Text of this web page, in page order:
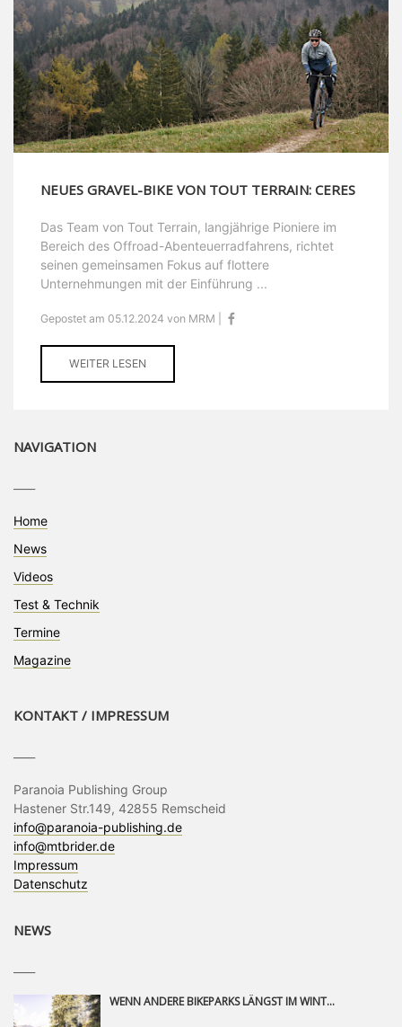
NEUES GRAVEL-BIKE VON TOUT TERRAIN: CERES
Das Team von Tout Terrain, langjährige Pioniere im
Bereich des Offroad-Abenteuerradfahrens, richtet
seinen gemeinsamen Fokus auf flottere
Unternehmungen mit der Einführung ...
Gepostet am 05.12.2024 von MRM |
WEITER LESEN
NAVIGATION
Home
News
Videos
Test & Technik
Termine
Magazine
KONTAKT / IMPRESSUM
Paranoia Publishing Group
Hastener Str.149, 42855 Remscheid
info@paranoia-publishing.de
info@mtbrider.de
Impressum
Datenschutz
NEWS
WENN ANDERE BIKEPARKS LÄNGST IM WINTERSCHLAF SIND, IST MAN IN SAALFELDEN LEOGANG IMMER NOCH AM MOUNTAINBIKEN. IST DER HERBST DIE SCHÖNSTE ZEIT DES JAHRES? AUF DEN TRAILS RUND UM SAALFELDEN LEOGANG UND IM EPIC BIKEPARK LEOGANG IST ER DAS AUF JEDEN FALL – UND DIE GEFÜHLT DIE LÄNGSTE NOCH DAZU. NOCH BIS MINDESTENS 8. NOVEMBER STEHT DAS PINZGAUER MOUNTAINBIKE-PARADIES ALLEN RIDERN OFFEN, DIE EINFACH NICHT GENUG KRIEGEN KÖNNEN. DABEI HÄLT DIE GOLDENE JAHRESZEIT IN SAALFELDEN LEOGANG WEIT MEHR ALS LINES, TRAILS UND HERBSTPANORAMEN BEREIT: MIT DEM BIKE FESTIVAL, VERSCHIEDENEN LADIES SHRED EVENTS UND EINEM DIE GESAMTE SAISON ANDAUERNDEN PHOTO CONTEST ZUM 25-JÄHRIGEN BIKEPARK-JUBILÄUM GIBT ES RUND UM ÖSTERREICHS ÄLTESTEN BIKEPARK EINIGES ZU ERLEBEN.